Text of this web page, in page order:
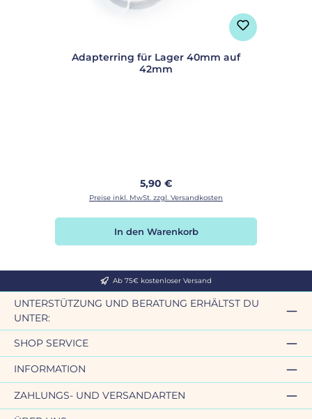
Adapterring für Lager 40mm auf
42mm
Regulärer Preis:
5,90 €
Preise inkl. MwSt. zzgl. Versandkosten
In den Warenkorb
Ab 75€ kostenloser Versand
UNTERSTÜTZUNG UND BERATUNG ERHÄLTST DU
UNTER:
SHOP SERVICE
INFORMATION
ZAHLUNGS- UND VERSANDARTEN